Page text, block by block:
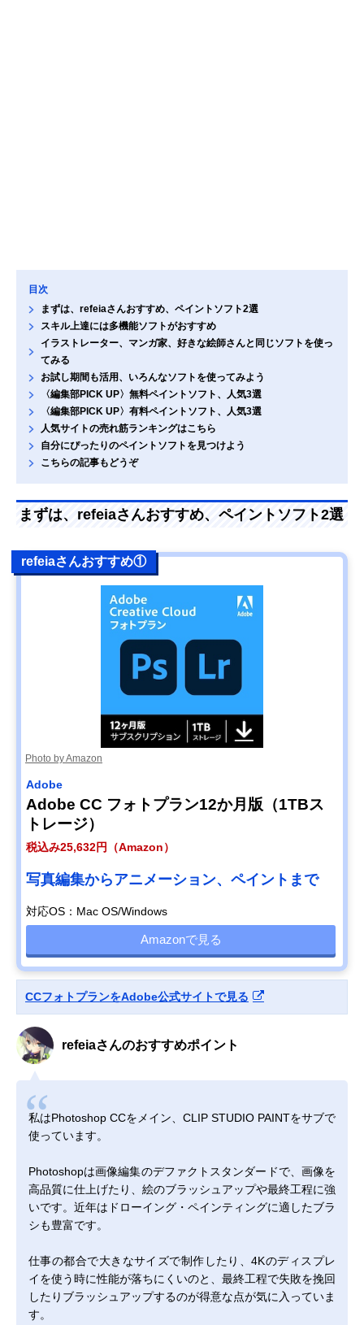
目次
まずは、refeiaさんおすすめ、ペイントソフト2選
スキル上達には多機能ソフトがおすすめ
イラストレーター、マンガ家、好きな絵師さんと同じソフトを使っ
てみる
お試し期間も活用、いろんなソフトを使ってみよう
〈編集部PICK UP〉無料ペイントソフト、人気3選
〈編集部PICK UP〉有料ペイントソフト、人気3選
人気サイトの売れ筋ランキングはこちら
自分にぴったりのペイントソフトを見つけよう
こちらの記事もどうぞ
まずは、refeiaさんおすすめ、ペイントソフト2選
refeiaさんおすすめ①
Photo by Amazon
Adobe
Adobe CC フォトプラン12か月版（1TBス
トレージ）
税込み25,632円（Amazon）
写真編集からアニメーション、ペイントまで
対応OS：Mac OS/Windows
Amazonで見る
CCフォトプランをAdobe公式サイトで見る
refeiaさんのおすすめポイント
私はPhotoshop CCをメイン、CLIP STUDIO PAINTをサブで
使っています。
Photoshopは画像編集のデファクトスタンダードで、画像を
高品質に仕上げたり、絵のブラッシュアップや最終工程に強
いです。近年はドローイング・ペインティングに適したブラ
シも豊富です。
仕事の都合で大きなサイズで制作したり、4Kのディスプレ
イを使う時に性能が落ちにくいのと、最終工程で失敗を挽回
したりブラッシュアップするのが得意な点が気に入っていま
す。